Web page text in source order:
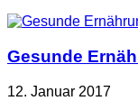
Gesunde
12. Januar 2017